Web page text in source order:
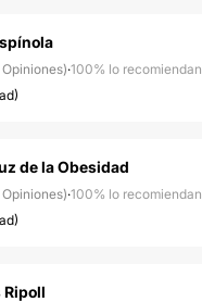
Opiniones)·100% lo recomiendan
de la Obesidad
Opiniones)·100% lo recomiendan
Ripoll